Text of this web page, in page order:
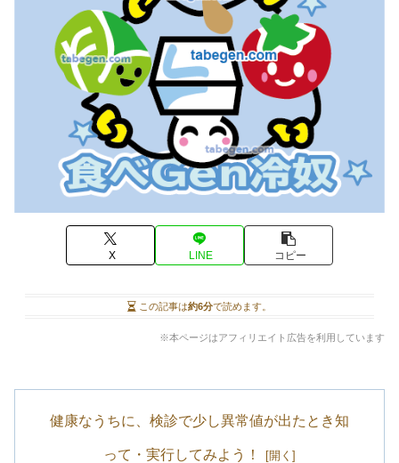
X LINE コピー
この記事は約6分で読めます。
※本ページはアフィリエイト広告を利用しています
健康なうちに、検診で少し異常値が出たとき知
って・実行してみよう！